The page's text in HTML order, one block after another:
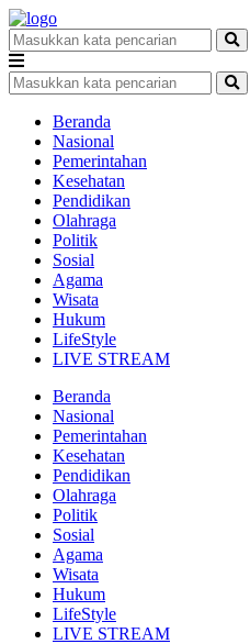
Beranda
Nasional
Pemerintahan
Kesehatan
Pendidikan
Olahraga
Politik
Sosial
Agama
Wisata
Hukum
LifeStyle
LIVE STREAM
Beranda
Nasional
Pemerintahan
Kesehatan
Pendidikan
Olahraga
Politik
Sosial
Agama
Wisata
Hukum
LifeStyle
LIVE STREAM